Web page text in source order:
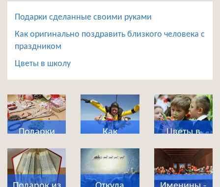
Подарки сделанные своими руками
Как оригинально поздравить близкого человека с
праздником
Цветы в школу
Подарки
сделанные
своими
руками
Как
оригинально
поздравить
близкого
Цветы в
школу